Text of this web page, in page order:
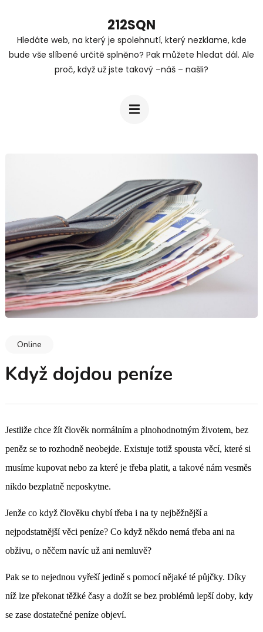
obsah
212SQN
Hledáte web, na který je spolehnutí, který nezklame, kde
bude vše slíbené určitě splněno? Pak můžete hledat dál. Ale
proč, když už jste takový –náš – našli?
Online
Když dojdou peníze
Jestliže chce žít člověk normálním a plnohodnotným životem, bez
peněz se to rozhodně neobejde. Existuje totiž spousta věcí, které si
musíme kupovat nebo za které je třeba platit, a takové nám vesměs
nikdo bezplatně neposkytne.
Jenže co když člověku chybí třeba i na ty nejběžnější a
nejpodstatnější věci peníze? Co když někdo nemá třeba ani na
obživu, o něčem navíc už ani nemluvě?
Pak se to nejednou vyřeší jedině s pomocí nějaké té půjčky. Díky
níž lze překonat těžké časy a dožít se bez problémů lepší doby, kdy
se zase dostatečné peníze objeví.